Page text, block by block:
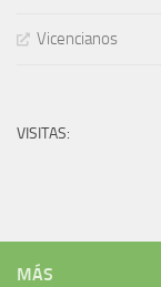
Vicencianos
VISITAS:
MÁS